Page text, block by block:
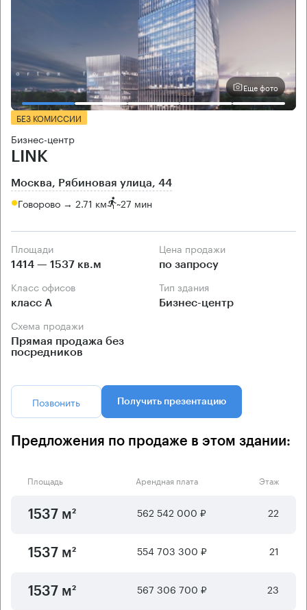
Еще фото
БЕЗ КОМИССИИ
Бизнес-центр
LINK
Москва, Рябиновая улица, 44
Говорово → 2.71 км ~27 мин
Площади
1414 — 1537 кв.м
Цена продажи
по запросу
Класс офисов
класс А
Тип здания
Бизнес-центр
Схема продажи
Прямая продажа без
посредников
Позвонить Получить презентацию
Предложения по продаже в этом здании:
Площадь Арендная плата Этаж
1537 м² 562 542 000 ₽ 22
1537 м² 554 703 300 ₽ 21
1537 м² 567 306 700 ₽ 23